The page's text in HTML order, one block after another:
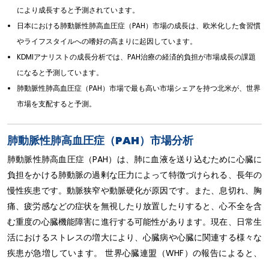
により成長すると予測されています。
日本における肺動脈性肺高血圧症（PAH）市場の成長は、欧米化した食習慣
やライフスタイルへの嗜好の高まりに起因しています。
KDMIアナリストの成長分析では、PAH治療の経済的負担が市場成長の課題
になると予測しています。
肺動脈性肺高血圧症（PAH）市場で最も高い市場シェアを持つ北米が、世界
市場を支配すると予測。
肺動脈性肺高血圧症（PAH）市場分析
肺動脈性肺高血圧症（PAH）は、肺に血液を送り込むために心臓に
負担をかける肺動脈の過剰な圧力によって特徴づけられる、長年の
慢性疾患です。動脈狭窄や動脈硬化が原因です。また、息切れ、胸
痛、疲労感などの症状を無視したり放置したりすると、心不全を含
む重度の心臓機能障害に進行する可能性があります。現在、日常生
活におけるストレスの増大により、心臓病や心臓に関連する様々な
疾患が急増しています。 世界心臓連盟（WHF）の報告によると、